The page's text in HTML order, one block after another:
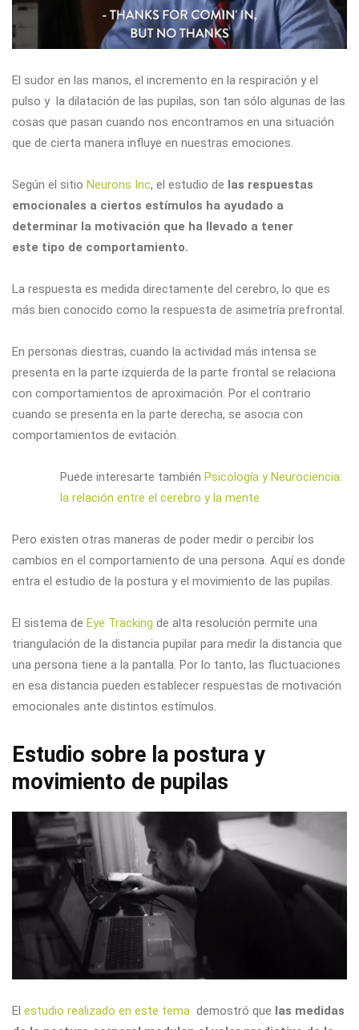
El sudor en las manos, el incremento en la respiración y el
pulso y la dilatación de las pupilas, son tan sólo algunas de las
cosas que pasan cuando nos encontramos en una situación
que de cierta manera influye en nuestras emociones.
Según el sitio Neurons Inc, el estudio de las respuestas
emocionales a ciertos estímulos ha ayudado a
determinar la motivación que ha llevado a tener
este tipo de comportamiento.
La respuesta es medida directamente del cerebro, lo que es
más bien conocido como la respuesta de asimetría prefrontal.
En personas diestras, cuando la actividad más intensa se
presenta en la parte izquierda de la parte frontal se relaciona
con comportamientos de aproximación. Por el contrario
cuando se presenta en la parte derecha, se asocia con
comportamientos de evitación.
Puede interesarte también Psicología y Neurociencia:
la relación entre el cerebro y la mente
Pero existen otras maneras de poder medir o percibir los
cambios en el comportamiento de una persona. Aquí es donde
entra el estudio de la postura y el movimiento de las pupilas.
El sistema de Eye Tracking de alta resolución permite una
triangulación de la distancia pupilar para medir la distancia que
una persona tiene a la pantalla. Por lo tanto, las fluctuaciones
en esa distancia pueden establecer respuestas de motivación
emocionales ante distintos estímulos.
Estudio sobre la postura y
movimiento de pupilas
El estudio realizado en este tema demostró que las medidas